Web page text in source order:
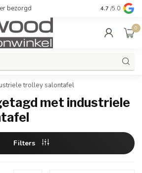
bezorgd Kwaliteit &
4.7 /5.0
0
trolley salontafel
met industriele
Filters